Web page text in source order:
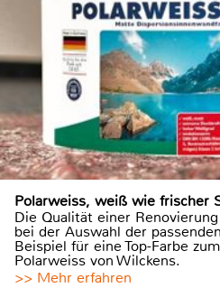
Polarweiss, weiß wie frischer
Die Qualität einer
bei der Auswahl der
Beispiel für eine Top-Farbe
Polarweiss von Wilckens.
>> Mehr erfahren